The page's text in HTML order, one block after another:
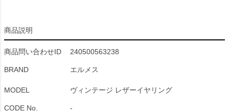
商品説明
商品問い合わせID 240500563238
BRAND エルメス
MODEL ヴィンテージ レザーイヤリング
CODE No.
-